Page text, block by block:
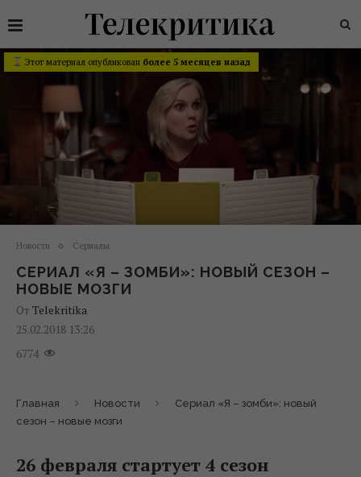
Этот материал опубликован более 5 месяцев назад
Новости Сериалы
СЕРИАЛ «Я – ЗОМБИ»: НОВЫЙ СЕЗОН –
НОВЫЕ МОЗГИ
От Telekritika
25.02.2018 13:26
6774
Главная Новости
Сериал «Я – зомби»: новый
сезон – новые мозги
26 февраля стартует 4 сезон